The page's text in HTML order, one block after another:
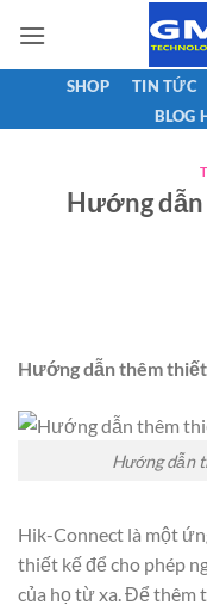
qua
nội
SHOP TIN TỨC
BLOG
Hướng
Hướng dẫn thêm
Hướng dẫn
Hik-Connect là một
thiết kế để cho phép
của họ từ xa. Để thêm